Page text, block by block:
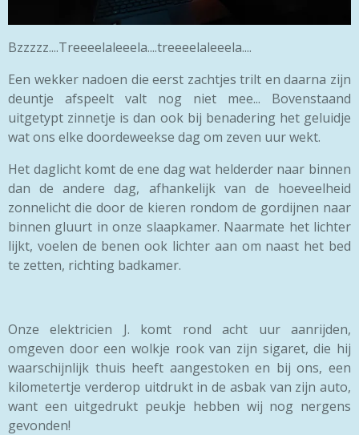
Bzzzzz....Treeeelaleeela....treeeelaleeela....
Een wekker nadoen die eerst zachtjes trilt en daarna zijn
deuntje afspeelt valt nog niet mee... Bovenstaand
uitgetypt zinnetje is dan ook bij benadering het geluidje
wat ons elke doordeweekse dag om zeven uur wekt.
Het daglicht komt de ene dag wat helderder naar binnen
dan de andere dag, afhankelijk van de hoeveelheid
zonnelicht die door de kieren rondom de gordijnen naar
binnen gluurt in onze slaapkamer. Naarmate het lichter
lijkt, voelen de benen ook lichter aan om naast het bed
te zetten, richting badkamer.
Onze elektricien J. komt rond acht uur aanrijden,
omgeven door een wolkje rook van zijn sigaret, die hij
waarschijnlijk thuis heeft aangestoken en bij ons, een
kilometertje verderop uitdrukt in de asbak van zijn auto,
want een uitgedrukt peukje hebben wij nog nergens
gevonden!